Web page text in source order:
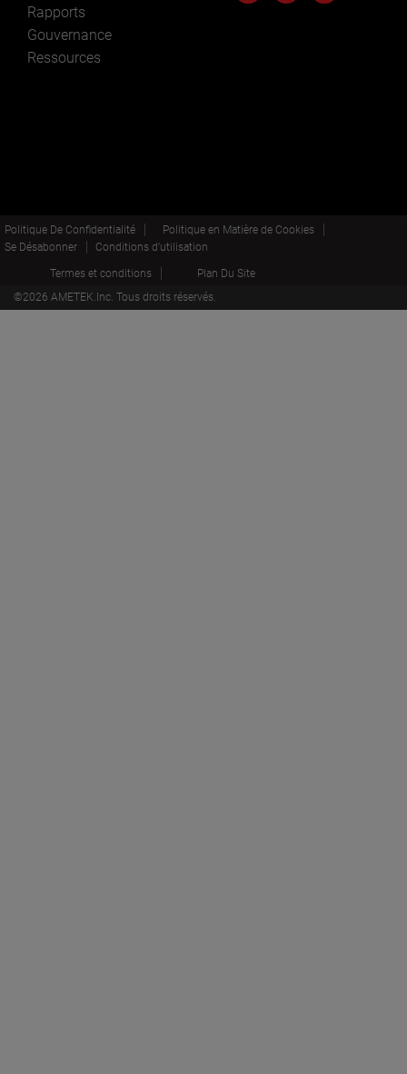
Rapports
Gouvernance
Ressources
Politique De Confidentialité
Politique en Matière de Cookies
Se Désabonner
Conditions d’utilisation
Termes et conditions
Plan Du Site
©2026 AMETEK.Inc. Tous droits réservés.